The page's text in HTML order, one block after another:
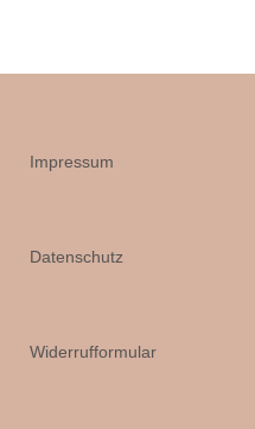
Impressum
Datenschutz
Widerrufformular